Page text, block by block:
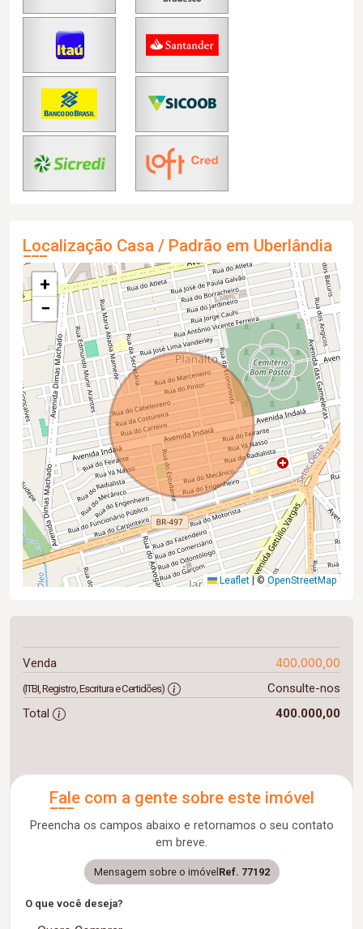
Localização Casa / Padrão em Uberlândia
+
−
Leaflet |©OpenStreetMap
Venda 400.000,00
(ITBI, Registro, Escritura e Certidões)
Consulte-nos
Total
400.000,00
Fale com a gente sobre este imóvel
Preencha os campos abaixo e retornamos o seu contato
em breve.
Mensagem sobre o imóvel Ref. 77192
O que você deseja?